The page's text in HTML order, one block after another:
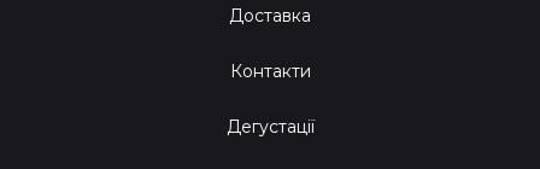
Доставка
Контакти
Дегустації